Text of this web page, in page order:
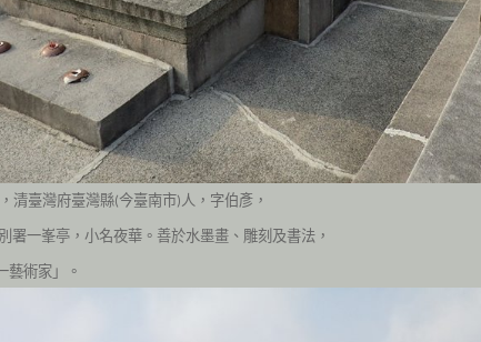
清臺灣府臺灣縣(今臺南市) 人，字伯彥，
別署一峯亭，小名夜華。善於水墨畫、雕刻及書法，
藝術家」。